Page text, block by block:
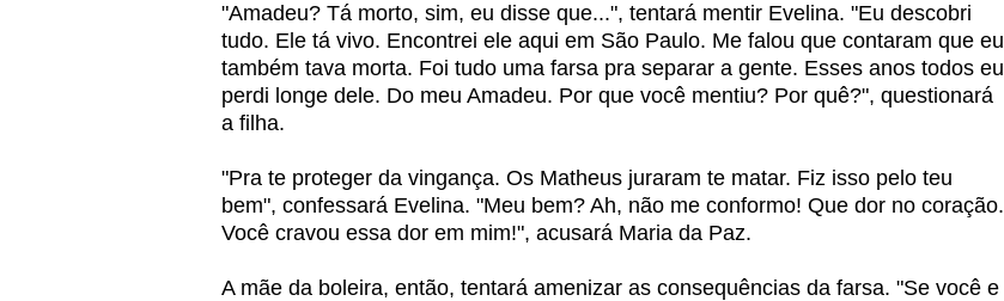
"Amadeu? Tá morto, sim, eu disse que...", tentará mentir Evelina. "Eu descobri
tudo. Ele tá vivo. Encontrei ele aqui em São Paulo. Me falou que contaram que eu
também tava morta. Foi tudo uma farsa pra separar a gente. Esses anos todos eu
perdi longe dele. Do meu Amadeu. Por que você mentiu? Por quê?", questionará
a filha.
"Pra te proteger da vingança. Os Matheus juraram te matar. Fiz isso pelo teu
bem", confessará Evelina. "Meu bem? Ah, não me conformo! Que dor no coração.
Você cravou essa dor em mim!", acusará Maria da Paz.
A mãe da boleira, então, tentará amenizar as consequências da farsa. "Se você e